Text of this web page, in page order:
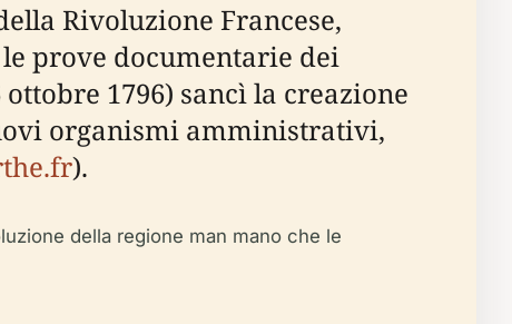
Rivoluzione Francese,
prove documentarie dei
1796) sancì la creazione
organismi amministrativi,
).
della regione man mano che le